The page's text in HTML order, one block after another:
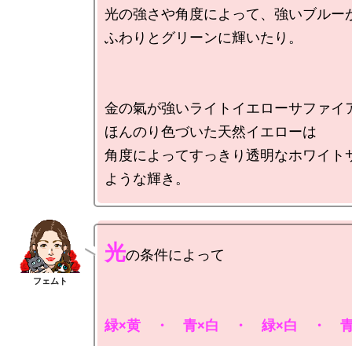
光の強さや角度によって、強いブルー
ふわりとグリーンに輝いたり。
金の氣が強いライトイエローサファイ
ほんのり色づいた天然イエローは
角度によってすっきり透明なホワイト
光の条件によって